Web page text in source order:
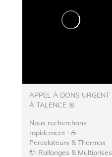
APPEL À DONS URGENT
À TALENCE 🚨
Nous recherchons
rapidement : ☕
Percolateurs & Thermos
🔌 Rallonges & Multiprises